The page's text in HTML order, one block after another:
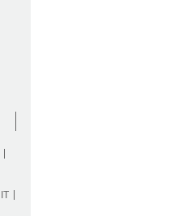
IT